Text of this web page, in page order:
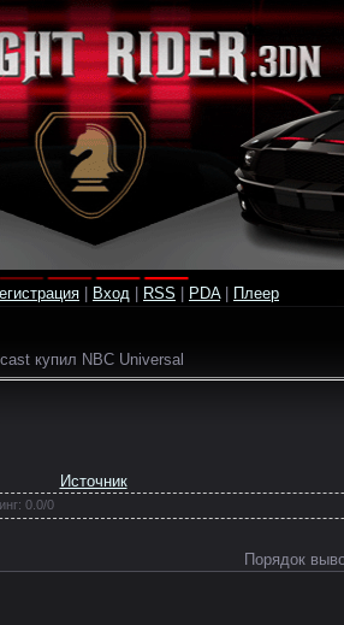
Вход RSS PDA| Плеер
купил NBC Universal
Источник
: 0.0/0
Порядок